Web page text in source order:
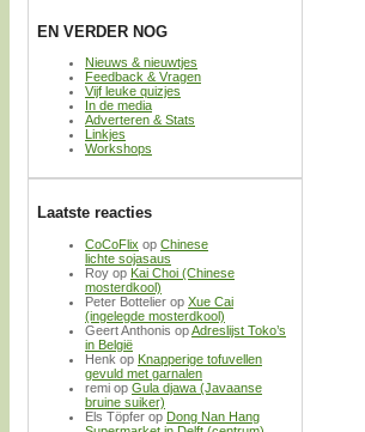
EN VERDER NOG
Nieuws & nieuwtjes
Feedback & Vragen
Vijf leuke quizjes
In de media
Adverteren & Stats
Linkjes
Workshops
Laatste reacties
CoCoFlix op Chinese
lichte sojasaus
Roy op Kai Choi (Chinese
mosterdkool)
Peter Bottelier op Xue Cai
(ingelegde mosterdkool)
Geert Anthonis opAdreslijst Toko’s
in België
Henk op Knapperige tofuvellen
gevuld met garnalen
remi op Gula djawa (Javaanse
bruine suiker)
Els Töpfer op Dong Nan Hang